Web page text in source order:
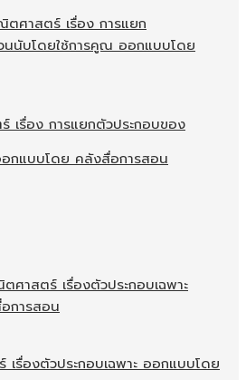
รื่อง การแยกตัวประกอบของ
กแบบโดย คลังสื่อการสอน
รื่องตัวประกอบเฉพาะ ออกแบบโดย